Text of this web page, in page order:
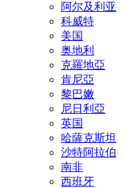
阿尔及利亚
科威特
美国
奥地利
克羅地亞
肯尼亞
黎巴嫩
尼日利亞
英国
哈薩克斯坦
沙特阿拉伯
南非
西班牙